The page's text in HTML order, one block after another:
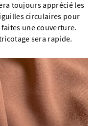
toujours apprécié les
circulaires pour
une couverture.
sera rapide.